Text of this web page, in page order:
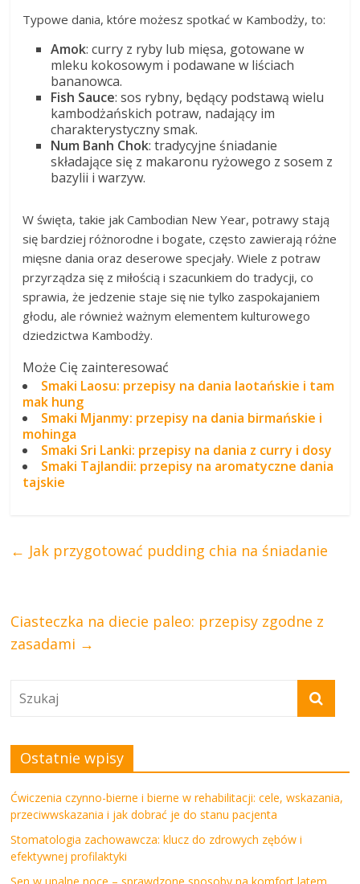
Typowe dania, które możesz spotkać w Kambodży, to:
Amok: curry z ryby lub mięsa, gotowane w
mleku kokosowym i podawane w liściach
bananowca.
Fish Sauce: sos rybny, będący podstawą wielu
kambodżańskich potraw, nadający im
charakterystyczny smak.
Num Banh Chok: tradycyjne śniadanie
składające się z makaronu ryżowego z sosem z
bazylii i warzyw.
W święta, takie jak Cambodian New Year, potrawy stają
się bardziej różnorodne i bogate, często zawierają różne
mięsne dania oraz deserowe specjały. Wiele z potraw
przyrządza się z miłością i szacunkiem do tradycji, co
sprawia, że jedzenie staje się nie tylko zaspokajaniem
głodu, ale również ważnym elementem kulturowego
dziedzictwa Kambodży.
Może Cię zainteresować
Smaki Laosu: przepisy na dania laotańskie i tam
mak hung
Smaki Mjanmy: przepisy na dania birmańskie i
mohinga
Smaki Sri Lanki: przepisy na dania z curry i dosy
Smaki Tajlandii: przepisy na aromatyczne dania
tajskie
← Jak przygotować pudding chia na śniadanie
Ciasteczka na diecie paleo: przepisy zgodne z
zasadami →
Ostatnie wpisy
Ćwiczenia czynno-bierne i bierne w rehabilitacji: cele, wskazania,
przeciwwskazania i jak dobrać je do stanu pacjenta
Stomatologia zachowawcza: klucz do zdrowych zębów i
efektywnej profilaktyki